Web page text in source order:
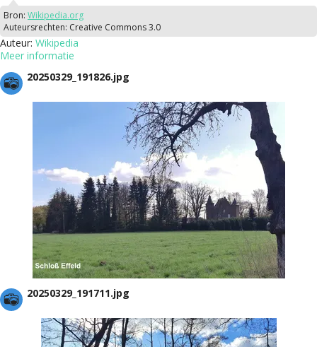
Bron: Wikipedia.org
Auteursrechten: Creative Commons 3.0
Auteur: Wikipedia
Meer informatie
20250329_191826.jpg
20250329_191711.jpg